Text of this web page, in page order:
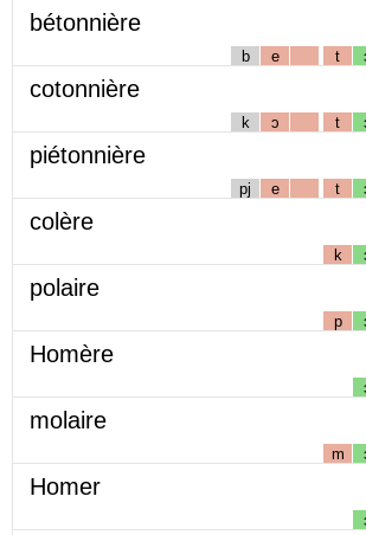
bétonnière
b e t
cotonnière
k ɔ t
piétonnière
pj e t
colère
k
polaire
p
Homère
molaire
m
Homer